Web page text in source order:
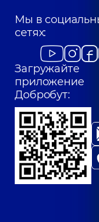
Мы в
сетях:
Загружайте
приложение
Добробут: